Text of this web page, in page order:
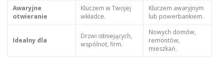
Awaryjne
otwieranie
Kluczem w Twojej
wkładce.
Kluczem awaryjnym
lub powerbankiem.
Idealny dla
Drzwi istniejących,
wspólnot, firm.
Nowych domów,
remontów,
mieszkań.